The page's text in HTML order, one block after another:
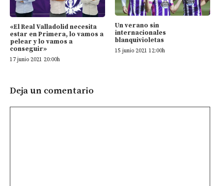
«El Real Valladolid necesita
estar en Primera, lo vamos a
pelear y lo vamos a
conseguir»
17 junio 2021 20:00h
Un verano sin
internacionales
blanquivioletas
15 junio 2021 12:00h
Deja un comentario